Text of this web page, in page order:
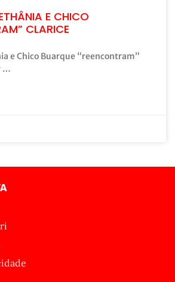
E CHICO
CLARICE
e Chico Buarque “reencontram”
…